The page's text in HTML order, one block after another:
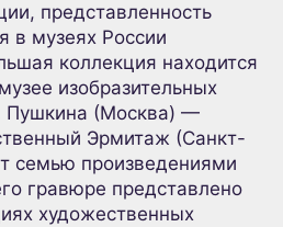
представленность
в музеях России
коллекция находится
изобразительных
Пушкина (Москва) —
Эрмитаж (Санкт-
семью произведениями
гравюре представлено
художественных